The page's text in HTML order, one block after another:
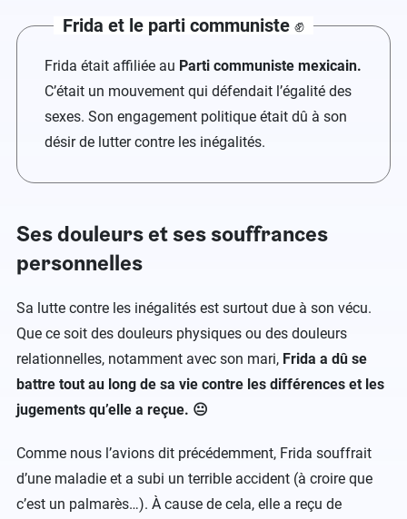
Frida et le parti communiste✊
Frida était affiliée au Parti communiste mexicain.
C’était un mouvement qui défendait l’égalité des
sexes. Son engagement politique était dû à son
désir de lutter contre les inégalités.
Ses douleurs et ses souffrances
personnelles
Sa lutte contre les inégalités est surtout due à son vécu.
Que ce soit des douleurs physiques ou des douleurs
relationnelles, notamment avec son mari, Frida a dû se
battre tout au long de sa vie contre les différences et les
jugements qu’elle a reçue. 😐
Comme nous l’avions dit précédemment, Frida souffrait
d’une maladie et a subi un terrible accident (à croire que
c’est un palmarès…). À cause de cela, elle a reçu de